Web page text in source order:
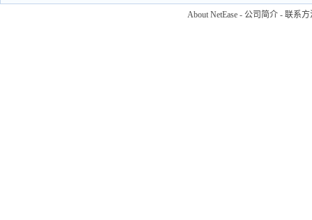
About NetEase - 公司简介 - 联系方